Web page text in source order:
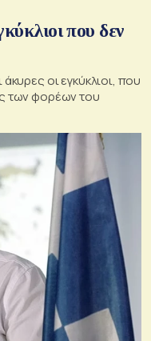
που δεν
οι εγκύκλιοι, που
των φορέων του